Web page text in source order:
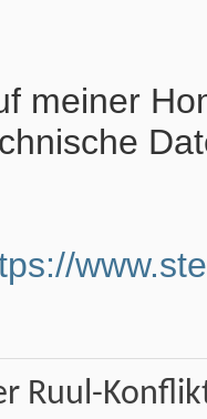
meiner
Ruul-